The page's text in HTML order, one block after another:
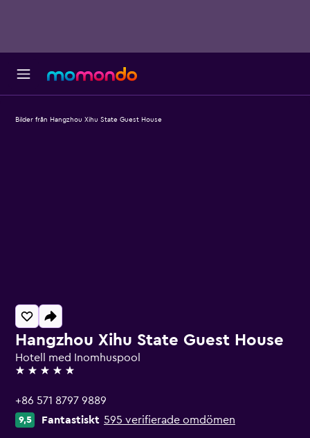
Hangzhou Xihu State Guest House
Hotell med Inomhuspool
5 stjärnor
+86 571 8797 9889
9,5 Fantastiskt 595 verifierade omdömen
Bilder från Hangzhou Xihu State Guest House